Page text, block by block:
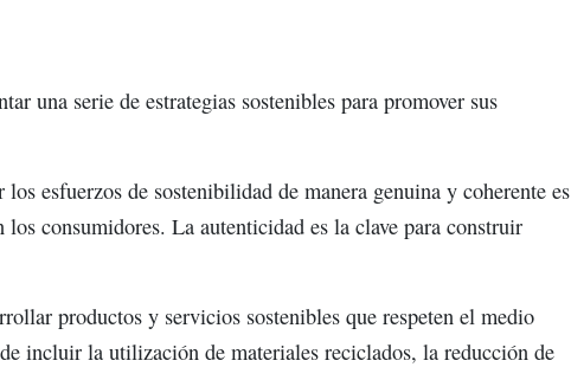
una serie de estrategias sostenibles para promover sus
los esfuerzos de sostenibilidad de manera genuina y coherente es
consumidores. La autenticidad es la clave para construir
productos y servicios sostenibles que respeten el medio
incluir la utilización de materiales reciclados, la reducción de